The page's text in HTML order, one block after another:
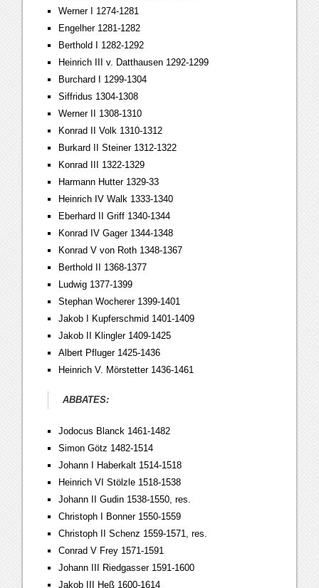
Werner I 1274-1281
Engelher 1281-1282
Berthold I 1282-1292
Heinrich III v. Datthausen 1292-1299
Burchard I 1299-1304
Siffridus 1304-1308
Werner II 1308-1310
Konrad II Volk 1310-1312
Burkard II Steiner 1312-1322
Konrad III 1322-1329
Harmann Hutter 1329-33
Heinrich IV Walk 1333-1340
Eberhard II Griff 1340-1344
Konrad IV Gager 1344-1348
Konrad V von Roth 1348-1367
Berthold II 1368-1377
Ludwig 1377-1399
Stephan Wocherer 1399-1401
Jakob I Kupferschmid 1401-1409
Jakob II Klingler 1409-1425
Albert Pfluger 1425-1436
Heinrich V. Mörstetter 1436-1461
ABBATES:
Jodocus Blanck 1461-1482
Simon Götz 1482-1514
Johann I Haberkalt 1514-1518
Heinrich VI Stölzle 1518-1538
Johann II Gudin 1538-1550, res.
Christoph I Bonner 1550-1559
Christoph II Schenz 1559-1571, res.
Conrad V Frey 1571-1591
Johann III Riedgasser 1591-1600
Jakob III Heß 1600-1614